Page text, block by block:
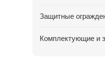
Защитные
Комплектующие и